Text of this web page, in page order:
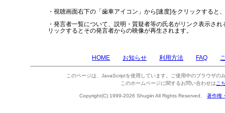
・視聴画面右下の「歯車アイコン」から[速度]をクリックすると
・発言者一覧について、説明・質疑者等の氏名がリンク表示さ
リックするとその発言者からの映像が再生されます。
HOME お知らせ 利用方法 FAQ
このページは、JavaScriptを使用しています。ご使用中のブラウザの
このホームページに関するお問い合わせは こ
Copyright(C) 1999-2026 Shugiin All Rights Reserved. 著作権